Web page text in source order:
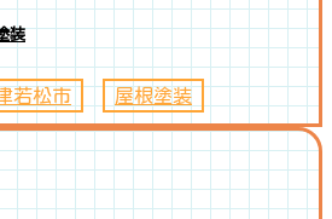
装
若松市 屋根塗装